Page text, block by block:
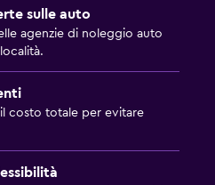
sulle auto
agenzie di noleggio auto
il costo totale per evitare